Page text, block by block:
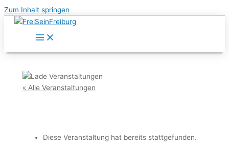
Zum Inhalt springen
« Alle Veranstaltungen
Diese Veranstaltung hat bereits stattgefunden.